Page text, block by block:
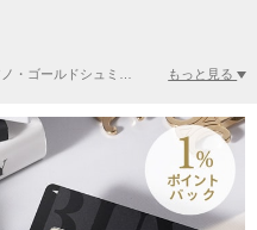
イタリア生まれのレンゾ・ルッソとアドリアノ・ゴールドシュミットの二人が展開したジーニアスグループの１４ブランドの一つ。既成の流行にとらわれない個性的で斬新なスタイルは、素材のよさや縫製にもこだわっており、その上質さは男女を問わず世界的に人気があります。イギリスでもかっこいいファッションとして男女どちらにも高い支持を得るほか、日本でもブランド愛好者がたくさんいます。上質でクールなおしゃれを目指す人には、必ずチェックしてほしいブランドです！
もっと見る